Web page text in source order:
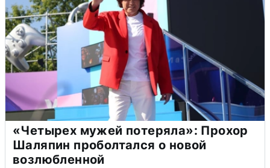
«Четырех мужей потеряла»: Прохор
Шаляпин проболтался о новой
возлюбленной